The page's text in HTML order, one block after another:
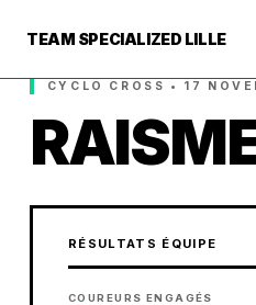
TEAM SPECIALIZED LILLE
CYCLO CROSS • 17
RÉSULTATS ÉQUIPE
COUREURS ENGAGÉS